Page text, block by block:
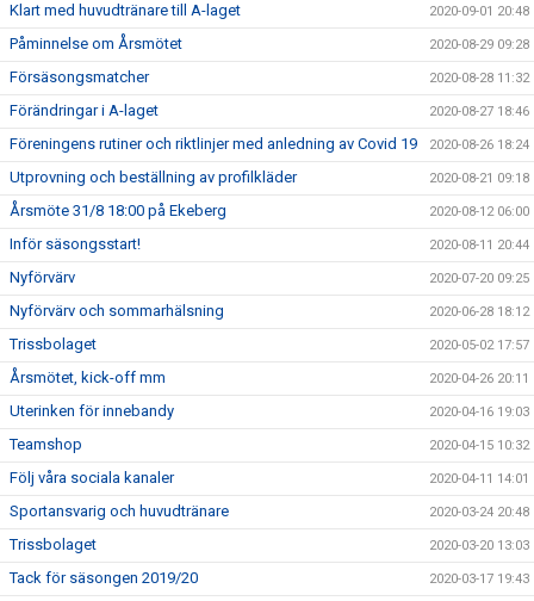
Klart med huvudtränare till A-laget 2020-09-01 20:48
Påminnelse om Årsmötet 2020-08-29 09:28
Försäsongsmatcher 2020-08-28 11:32
Förändringar i A-laget 2020-08-27 18:46
Föreningens rutiner och riktlinjer med anledning av Covid 19 2020-08-26 18:24
Utprovning och beställning av profilkläder 2020-08-21 09:18
Årsmöte 31/8 18:00 på Ekeberg 2020-08-12 06:00
Inför säsongsstart! 2020-08-11 20:44
Nyförvärv 2020-07-20 09:25
Nyförvärv och sommarhälsning 2020-06-28 18:12
Trissbolaget 2020-05-02 17:57
Årsmötet, kick-off mm 2020-04-26 20:11
Uterinken för innebandy 2020-04-16 19:03
Teamshop 2020-04-15 10:32
Följ våra sociala kanaler 2020-04-11 14:01
Sportansvarig och huvudtränare 2020-03-24 20:48
Trissbolaget 2020-03-20 13:03
Tack för säsongen 2019/20 2020-03-17 19:43